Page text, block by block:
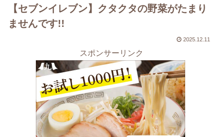
【セブンイレブン】クタクタの野菜がたまり
ませんです!!
2025.12.11
スポンサーリンク